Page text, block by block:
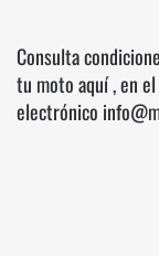
Consulta
tu motoaquí, en el
electrónico